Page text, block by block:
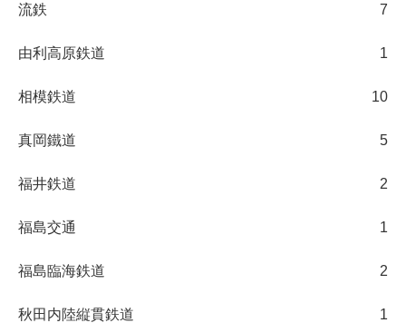
流鉄 7
由利高原鉄道 1
相模鉄道 10
真岡鐵道 5
福井鉄道 2
福島交通 1
福島臨海鉄道 2
秋田内陸縦貫鉄道 1